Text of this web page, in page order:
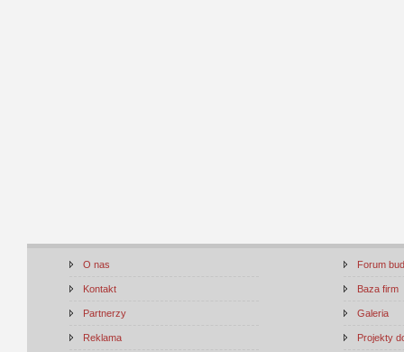
O nas
Kontakt
Partnerzy
Reklama
Forum
Baza firm
Galeria
Projekty